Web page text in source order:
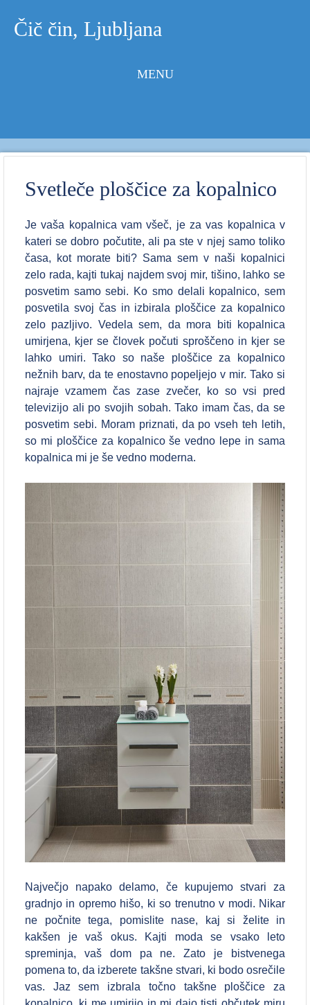
Čič čin, Ljubljana
MENU
Svetleče ploščice za kopalnico
Je vaša kopalnica vam všeč, je za vas kopalnica v
kateri se dobro počutite, ali pa ste v njej samo toliko
časa, kot morate biti? Sama sem v naši kopalnici
zelo rada, kajti tukaj najdem svoj mir, tišino, lahko se
posvetim samo sebi. Ko smo delali kopalnico, sem
posvetila svoj čas in izbirala ploščice za kopalnico
zelo pazljivo. Vedela sem, da mora biti kopalnica
umirjena, kjer se človek počuti sproščeno in kjer se
lahko umiri. Tako so naše ploščice za kopalnico
nežnih barv, da te enostavno popeljejo v mir. Tako si
najraje vzamem čas zase zvečer, ko so vsi pred
televizijo ali po svojih sobah. Tako imam čas, da se
posvetim sebi. Moram priznati, da po vseh teh letih,
so mi ploščice za kopalnico še vedno lepe in sama
kopalnica mi je še vedno moderna.
Največjo napako delamo, če kupujemo stvari za
gradnjo in opremo hišo, ki so trenutno v modi. Nikar
ne počnite tega, pomislite nase, kaj si želite in
kakšen je vaš okus. Kajti moda se vsako leto
spreminja, vaš dom pa ne. Zato je bistvenega
pomena to, da izberete takšne stvari, ki bodo osrečile
vas. Jaz sem izbrala točno takšne ploščice za